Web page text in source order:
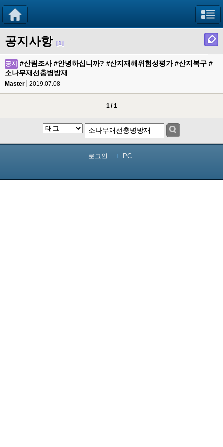
공지사항 [1]
공지
#산림조사 #안녕하십니까? #산지재해위험성평가 #산지복구 #
소나무재선충병방재
Master 2019.07.08
1 / 1
로그인... PC